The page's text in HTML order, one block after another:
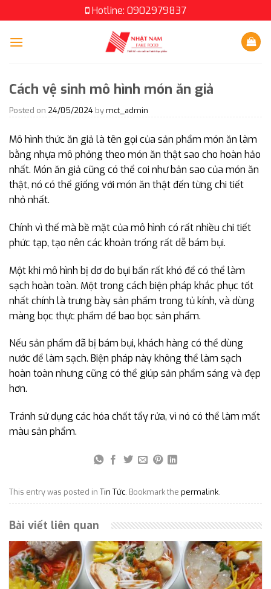
to
content
Hotline: 0902979837
Cách vệ sinh mô hình món ăn giả
Posted on 24/05/2024 bymct_admin
Mô hình thức ăn giả là tên gọi của sản phẩm món ăn làm
bằng nhựa mô phỏng theo món ăn thật sao cho hoàn hảo
nhất. Món ăn giả cũng có thể coi như bản sao của món ăn
thật, nó có thể giống với món ăn thật đến từng chi tiết
nhỏ nhất.
Chính vì thế mà bề mặt của mô hình có rất nhiều chi tiết
phức tạp, tạo nên các khoản trống rất dễ bám bụi.
Một khi mô hình bị dơ do bụi bẩn rất khó để có thể làm
sạch hoàn toàn. Một trong cách biện pháp khắc phục tốt
nhất chính là trưng bày sản phẩm trong tủ kính, và dùng
màng bọc thực phẩm để bao bọc sản phẩm.
Nếu sản phẩm đã bị bám bụi, khách hàng có thể dùng
nước để làm sạch. Biện pháp này không thể làm sạch
hoàn toàn nhưng cũng có thể giúp sản phẩm sáng và đẹp
hơn.
Tránh sử dụng các hóa chất tẩy rửa, vì nó có thể làm mất
màu sản phẩm.
This entry was posted in Tin Tức. Bookmark the permalink.
Bài viết liên quan